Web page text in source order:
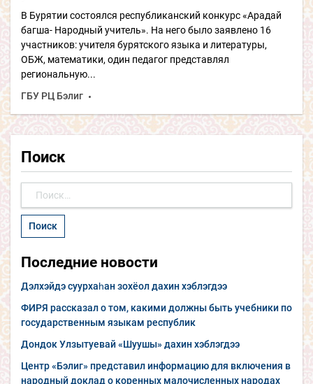
В Бурятии состоялся республиканский конкурс «Арадай
багша- Народный учитель». На него было заявлено 16
участников: учителя бурятского языка и литературы,
ОБЖ, математики, один педагог представлял
региональную...
ГБУ РЦ Бэлиг
Поиск
Последние новости
Дэлхэйдэ суурхаһан зохёол дахин хэблэгдээ
ФИРЯ рассказал о том, какими должны быть учебники по
государственным языкам республик
Дондок Улзытуевай «Шуушы» дахин хэблэгдээ
Центр «Бэлиг» представил информацию для включения в
народный доклад о коренных малочисленных народах